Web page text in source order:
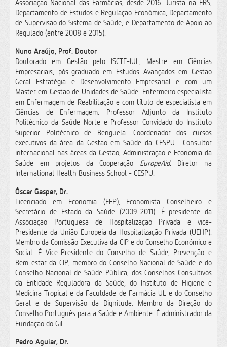
Associação Nacional das Farmácias, desde 2016. Jurista na ERS,
Departamento de Estudos e Regulação Económica, Departamento
de Supervisão do Sistema de Saúde, e Departamento de Apoio ao
Regulado (entre 2008 e 2015).
Nuno Araújo, Prof. Doutor
Doutorado em Gestão pelo ISCTE-IUL, Mestre em Ciências
Empresariais, pós-graduado em Estudos Avançados em Gestão
Geral Estratégia e Desenvolvimento Empresarial e com um
Master em Gestão de Unidades de Saúde. Enfermeiro especialista
em Enfermagem de Reabilitação e com título de especialista em
Ciências de Enfermagem. Professor Adjunto da Instituto
Politécnico da Saúde Norte e Professor Convidado do Instituto
Superior Politécnico de Benguela. Coordenador dos cursos
executivos da área da Gestão em Saúde da CESPU. Consultor
internacional nas áreas da Gestão, Administração e Economia da
Saúde em projetos da Cooperação EuropeAid. Diretor na
International Health Business School - CESPU.
Óscar Gaspar, Dr.
Licenciado em Economia (FEP), Economista Conselheiro e
Secretário de Estado da Saúde (2009-2011). É presidente da
Associação Portuguesa de Hospitalização Privada e vice-
Presidente da União Europeia da Hospitalização Privada (UEHP).
Membro da Comissão Executiva da CIP e do Conselho Económico e
Social. É Vice-Presidente do Conselho de Saúde, Prevenção e
Bem-estar da CIP, membro do Conselho Nacional de Saúde e do
Conselho Nacional de Saúde Pública, dos Conselhos Consultivos
da Entidade Reguladora da Saúde, do Instituto de Higiene e
Medicina Tropical e da Faculdade de Farmácia UL e do Conselho
Geral e de Supervisão da Dignitude. Membro da Direção do
Conselho Português para a Saúde e Ambiente. É administrador da
Fundação do Gil.
Pedro Aguiar, Dr.